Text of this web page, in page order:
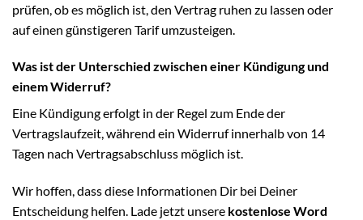
prüfen, ob es möglich ist, den Vertrag ruhen zu lassen oder
auf einen günstigeren Tarif umzusteigen.
Was ist der Unterschied zwischen einer Kündigung und
einem Widerruf?
Eine Kündigung erfolgt in der Regel zum Ende der
Vertragslaufzeit, während ein Widerruf innerhalb von 14
Tagen nach Vertragsabschluss möglich ist.
Wir hoffen, dass diese Informationen Dir bei Deiner
Entscheidung helfen. Lade jetzt unsere kostenlose Word